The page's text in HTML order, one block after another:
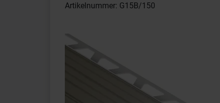
Artikelnummer: G15B/150